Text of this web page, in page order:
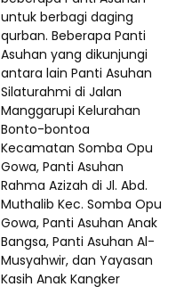
untuk berbagi daging
qurban. Beberapa Panti
Asuhan yang dikunjungi
antara lain Panti Asuhan
Silaturahmi di Jalan
Manggarupi Kelurahan
Bonto-bontoa
Kecamatan Somba Opu
Gowa, Panti Asuhan
Rahma Azizah di Jl. Abd.
Muthalib Kec. Somba Opu
Gowa, Panti Asuhan Anak
Bangsa, Panti Asuhan Al-
Musyahwir, dan Yayasan
Kasih Anak Kangker